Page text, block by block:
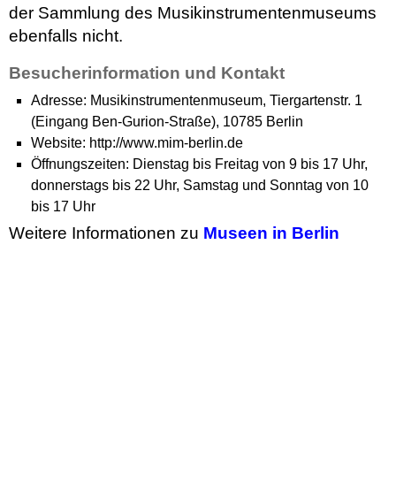
der Sammlung des Musikinstrumentenmuseums
ebenfalls nicht.
Besucherinformation und Kontakt
Adresse: Musikinstrumentenmuseum, Tiergartenstr. 1
(Eingang Ben-Gurion-Straße), 10785 Berlin
Website: http://www.mim-berlin.de
Öffnungszeiten: Dienstag bis Freitag von 9 bis 17 Uhr,
donnerstags bis 22 Uhr, Samstag und Sonntag von 10
bis 17 Uhr
Weitere Informationen zu Museen in Berlin